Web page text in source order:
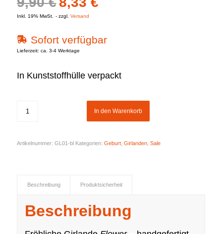
Preis
9,90 €8,33 €.
Inkl. 19% MwSt. zzgl. Versand
Sofort verfügbar
Lieferzeit: ca. 3-4 Werktage
In Kunststoffhülle verpackt
In den Warenkorb
Artikelnummer: GL01-bl Kategorien: Geburt, Girlanden, Sale
Beschreibung Produktsicherheit
Beschreibung